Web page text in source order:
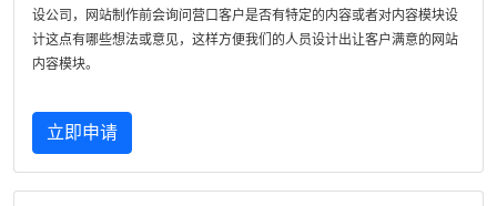
设公司，网站制作前会询问营口客户是否有特定的内容或者对内容模块设
计这点有哪些想法或意见，这样方便我们的人员设计出让客户满意的网站
内容模块。
立即申请